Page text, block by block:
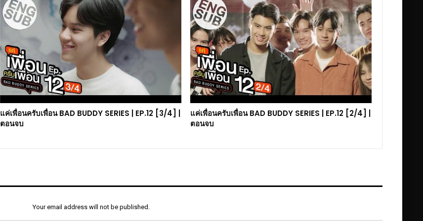
แค่เพื่อนครับเพื่อน BAD BUDDY SERIES | EP.12 [3/4] |
ตอนจบ
แค่เพื่อนครับเพื่อน BAD BUDDY SERIES | EP.12 [2/4] |
ตอนจบ
Your email address will not be published.